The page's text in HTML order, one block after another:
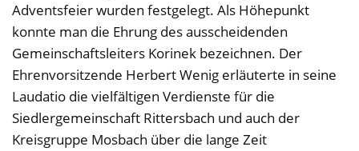
Adventsfeier wurden festgelegt. Als Höhepunkt
konnte man die Ehrung des ausscheidenden
Gemeinschaftsleiters Korinek bezeichnen. Der
Ehrenvorsitzende Herbert Wenig erläuterte in seine
Laudatio die vielfältigen Verdienste für die
Siedlergemeinschaft Rittersbach und auch der
Kreisgruppe Mosbach über die lange Zeit